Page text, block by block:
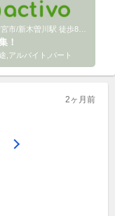
川駅 徒歩8分] 特定非営利活動法人ナチュール
！
,アルバイト,パート
2ヶ月前